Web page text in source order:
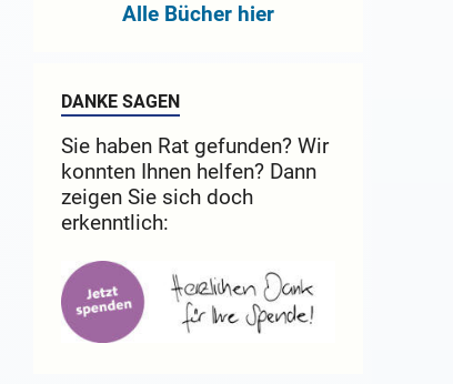
Alle Bücher hier
DANKE SAGEN
Sie haben Rat gefunden? Wir
konnten Ihnen helfen? Dann
zeigen Sie sich doch
erkenntlich: